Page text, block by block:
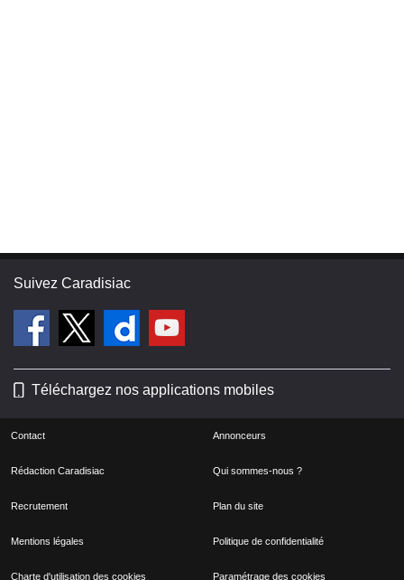
Suivez Caradisiac
Téléchargez nos applications mobiles
Contact Annonceurs
Rédaction Caradisiac Qui sommes-nous ?
Recrutement Plan du site
Mentions légales Politique de confidentialité
Charte d'utilisation des cookies Paramétrage des cookies